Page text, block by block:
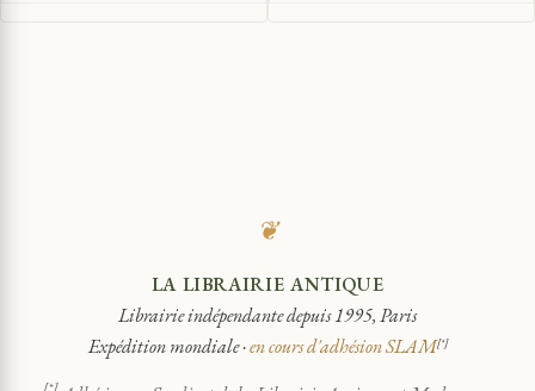
❦
LA LIBRAIRIE ANTIQUE
Librairie indépendante depuis 1995, Paris
Expédition mondiale ·en cours d'adhésion SLAM[*]